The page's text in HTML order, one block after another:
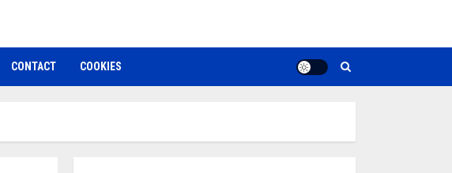
CONTACT COOKIES